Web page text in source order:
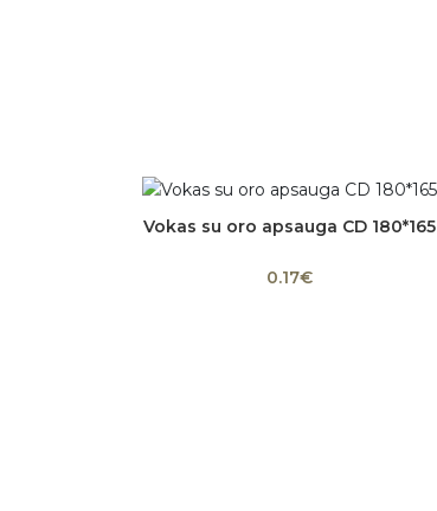
Į krepšelį
Vokas su oro apsauga CD 180*165
0.17€